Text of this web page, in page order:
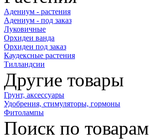
Адениум - растения
Адениум - под заказ
Луковичные
Орхидеи ванда
Орхидеи под заказ
Каудексные растения
Тилландсии
Другие товары
Грунт, аксессуары
Удобрения, стимуляторы, гормоны
Фитолампы
Поиск по товарам